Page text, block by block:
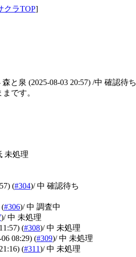
クラTOP]
森と泉 (2025-08-03 20:57) /中 確認待ち
です。
未処理
(#304)/ 中 確認待ち
(#306)/ 中 調査中
)/ 中 未処理
(#308)/ 中 未処理
08:29) (#309)/ 中 未処理
(#311)/ 中 未処理